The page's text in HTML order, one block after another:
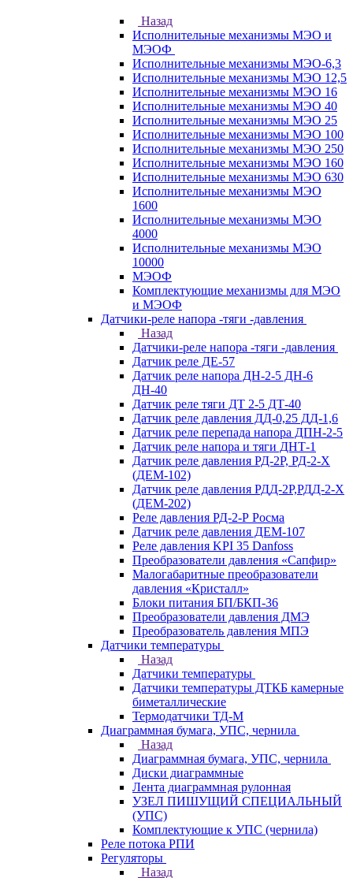
Назад
Исполнительные механизмы МЭО и
МЭОФ
Исполнительные механизмы МЭО-6,3
Исполнительные механизмы МЭО 12,5
Исполнительные механизмы МЭО 16
Исполнительные механизмы МЭО 40
Исполнительные механизмы МЭО 25
Исполнительные механизмы МЭО 100
Исполнительные механизмы МЭО 250
Исполнительные механизмы МЭО 160
Исполнительные механизмы МЭО 630
Исполнительные механизмы МЭО
1600
Исполнительные механизмы МЭО
4000
Исполнительные механизмы МЭО
10000
МЭОФ
Комплектующие механизмы для МЭО
и МЭОФ
Датчики-реле напора -тяги -давления
Назад
Датчики-реле напора -тяги -давления
Датчик реле ДЕ-57
Датчик реле напора ДН-2-5 ДН-6
ДН-40
Датчик реле тяги ДТ 2-5 ДТ-40
Датчик реле давления ДД-0,25 ДД-1,6
Датчик реле перепада напора ДПН-2-5
Датчик реле напора и тяги ДНТ-1
Датчик реле давления РД-2Р, РД-2-Х
(ДЕМ-102)
Датчик реле давления РДД-2Р,РДД-2-Х
(ДЕМ-202)
Реле давления РД-2-Р Росма
Датчик реле давления ДЕМ-107
Реле давления KPI 35 Danfoss
Преобразователи давления «Сапфир»
Малогабаритные преобразователи
давления «Кристалл»
Блоки питания БП/БКП-36
Преобразователи давления ДМЭ
Преобразователь давления МПЭ
Датчики температуры
Назад
Датчики температуры
Датчики температуры ДТКБ камерные
биметаллические
Термодатчики ТД-М
Диаграммная бумага, УПС, чернила
Назад
Диаграммная бумага, УПС, чернила
Диски диаграммные
Лента диаграммная рулонная
УЗЕЛ ПИШУЩИЙ СПЕЦИАЛЬНЫЙ
(УПС)
Комплектующие к УПС (чернила)
Реле потока РПИ
Регуляторы
Назад